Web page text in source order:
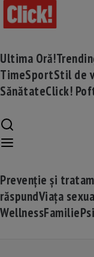
Ultima Oră!
TimeSportStil de
SănătateClick!
Prevenție și
răspundViața
WellnessFamilie